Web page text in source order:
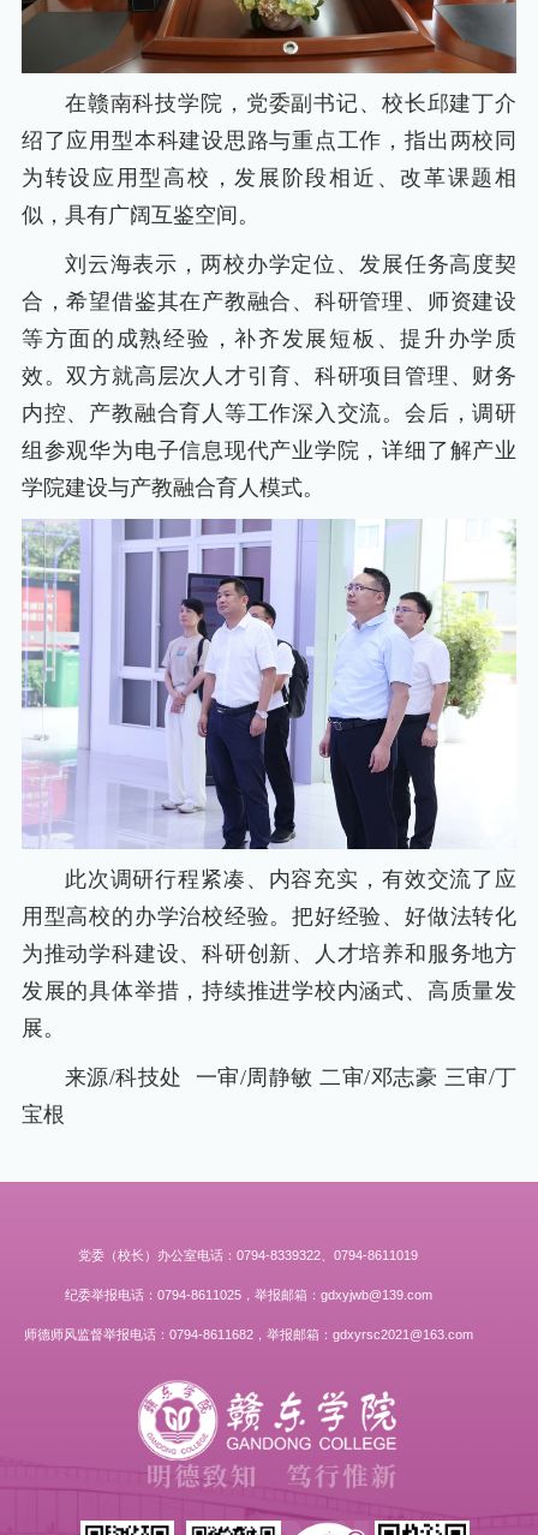
在赣南科技学院，党委副书记、校长邱建丁介
绍了应用型本科建设思路与重点工作，指出两校同
为转设应用型高校，发展阶段相近、改革课题相
似，具有广阔互鉴空间。
刘云海表示，两校办学定位、发展任务高度契
合，希望借鉴其在产教融合、科研管理、师资建设
等方面的成熟经验，补齐发展短板、提升办学质
效。双方就高层次人才引育、科研项目管理、财务
内控、产教融合育人等工作深入交流。会后，调研
组参观华为电子信息现代产业学院，详细了解产业
学院建设与产教融合育人模式。
此次调研行程紧凑、内容充实，有效交流了应
用型高校的办学治校经验。把好经验、好做法转化
为推动学科建设、科研创新、人才培养和服务地方
发展的具体举措，持续推进学校内涵式、高质量发
展。
来源/科技处 一审/周静敏 二审/邓志豪 三审/丁
宝根
党委（校长）办公室电话：0794-8339322、0794-8611019
纪委举报电话：0794-8611025，举报邮箱：gdxyjwb@139.com
师德师风监督举报电话：0794-8611682，举报邮箱：gdxyrsc2021@163.com